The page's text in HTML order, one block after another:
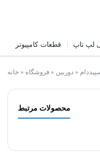
قطعات کامپیوتر لپ تاپ
خانه » فروشگاه » دوربین »
محصولات مرتبط